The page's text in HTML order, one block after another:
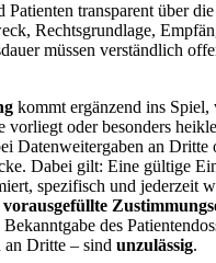
Patienten transparent über
Rechtsgrundlage,
müssen verständlich
kommt ergänzend ins Spiel,
vorliegt oder besonders
Datenweitergaben an Dritte
Dabei gilt: Eine gültige
spezifisch und jederzeit
vorausgefüllte
des
an Dritte – sind unzulässig.